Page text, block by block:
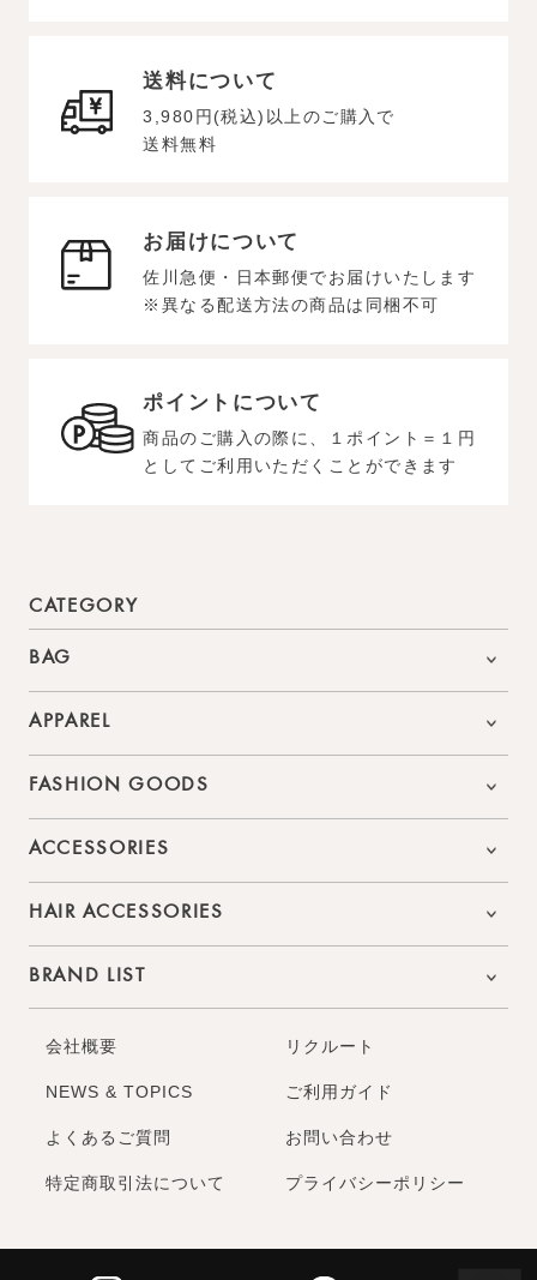
送料について
3,980円(税込)以上のご購入で
送料無料
お届けについて
佐川急便・日本郵便でお届けいたします
※異なる配送方法の商品は同梱不可
ポイントについて
商品のご購入の際に、１ポイント＝１円
としてご利用いただくことができます
CATEGORY
BAG
APPAREL
FASHION GOODS
ACCESSORIES
HAIR ACCESSORIES
BRAND LIST
会社概要 リクルート
NEWS & TOPICS ご利用ガイド
よくあるご質問 お問い合わせ
特定商取引法について プライバシーポリシー